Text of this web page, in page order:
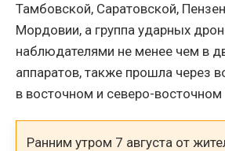
Тамбовской, Саратовской,
Мордовии, а группа ударных
наблюдателями не менее чем в
аппаратов, также прошла через
в восточном и северо-восточном
Ранним утром 7 августа от